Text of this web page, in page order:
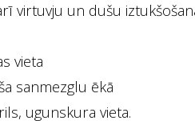
virtuvju un dušu
vieta
sanmezglu ēkā
ugunskura vieta.